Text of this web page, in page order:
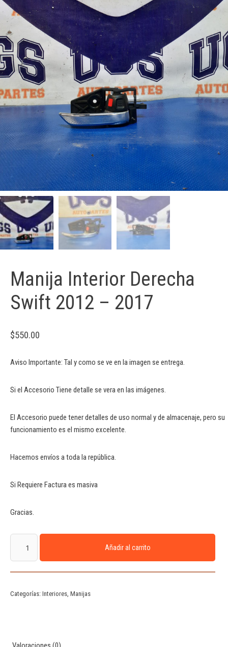
Manija Interior Derecha
Swift 2012 – 2017
$550.00
Aviso Importante: Tal y como se ve en la imagen se entrega.
Si el Accesorio Tiene detalle se vera en las imágenes.
El Accesorio puede tener detalles de uso normal y de almacenaje, pero su
funcionamiento es el mismo excelente.
Hacemos envíos a toda la república.
Si Requiere Factura es masiva
Gracias.
Añadir al carrito
Categorías: Interiores Manijas